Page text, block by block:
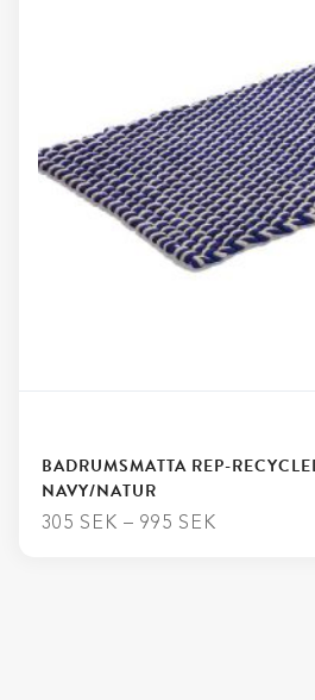
BADRUMSMATTA REP-
NAVY/NATUR
305 SEK –995 SEK